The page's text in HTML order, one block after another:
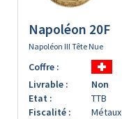
Napoléon 20F
Napoléon III Tête Nue
Coffre :
Livrable :
Non
Etat :
TTB
Fiscalité :